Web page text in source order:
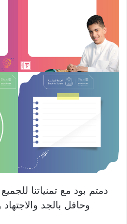
دمتم بود مع تمنياتنا
وحافل بالجد